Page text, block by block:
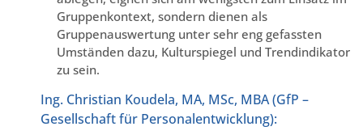
Gruppenkontext, sondern dienen als
Gruppenauswertung unter sehr eng gefassten
Umständen dazu, Kulturspiegel und Trendindikator
zu sein.
Ing. Christian Koudela, MA, MSc, MBA (GfP –
Gesellschaft für Personalentwicklung):